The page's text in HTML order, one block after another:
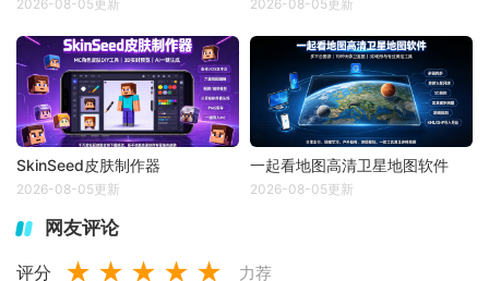
2026-08-05更新 2026-08-05更新
SkinSeed皮肤制作器
2026-08-05更新
一起看地图高清卫星地图软件
2026-08-05更新
网友评论
评分 ★ ★ ★ ★ ★ 力荐